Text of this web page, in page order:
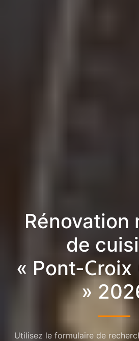
Rénovation
de
« Pont-
»
Utilisez le formulaire de